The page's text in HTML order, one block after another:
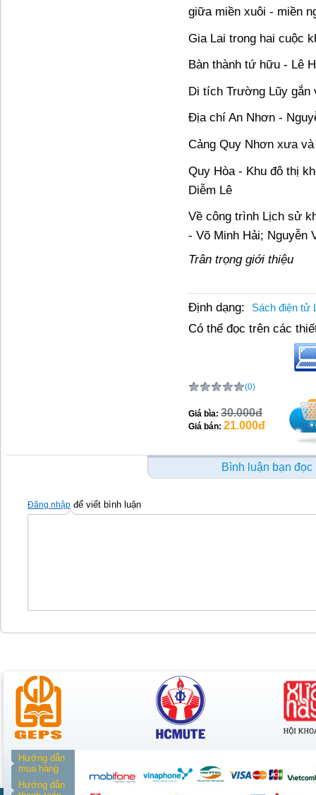
giữa miền xuôi - miền
Gia Lai trong hai cuộc
Bàn thành tứ hữu - Lê
Di tích Trường Lũy gắn
Địa chí An Nhơn -
Cảng Quy Nhơn xưa
Quy Hòa - Khu đô thị
Diễm Lê
Về công trình Lịch sử
- Võ Minh Hải; Nguyễn
Trân trọng giới thiệu
Định dạng: Sách điện tử
Có thể đọc trên các
(0)
Giá bìa: 30.000đ
Giá bán: 21.000đ
Bình luận bạn đọc
Đăng nhập để viết bình luận
Hướng dẫn
mua hàng
Hướng dẫn